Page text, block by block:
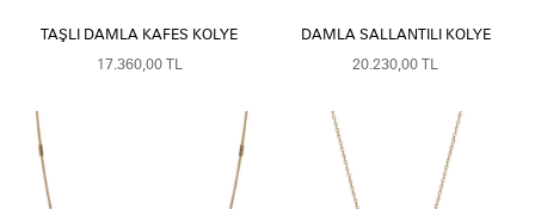
TAŞLI DAMLA KAFES KOLYE
17.360,00 TL
DAMLA SALLANTILI KOLYE
20.230,00 TL